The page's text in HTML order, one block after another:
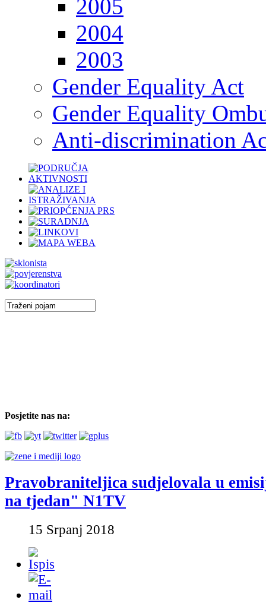
2005
2004
2003
Gender Equality Act
Gender Equality
Anti-discrimination
Posjetite nas na:
Pravobraniteljica sudjelovala u
na tjedan" N1TV
15 Srpanj 2018